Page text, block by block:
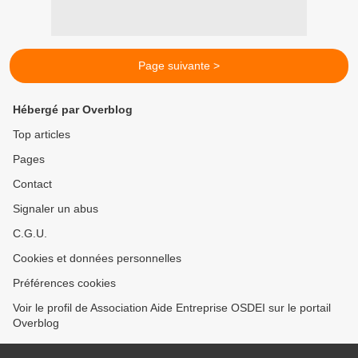
Page suivante >
Hébergé par Overblog
Top articles
Pages
Contact
Signaler un abus
C.G.U.
Cookies et données personnelles
Préférences cookies
Voir le profil de Association Aide Entreprise OSDEI sur le portail
Overblog